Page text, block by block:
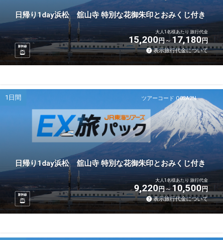
日帰り1day浜松 舘山寺 特別な花御朱印とおみくじ付き
新幹線
大人1名様あたり 旅行代金
15,200円 17,180円
表示旅行代金について
ツアーコード Q02A2N
1日間
日帰り1day浜松 舘山寺 特別な花御朱印とおみくじ付き
新幹線
大人1名様あたり 旅行代金
9,220円 10,500円
表示旅行代金について